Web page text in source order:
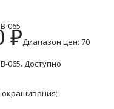
065
₽Диапазон цен: 70
065. Доступно
окрашивания;